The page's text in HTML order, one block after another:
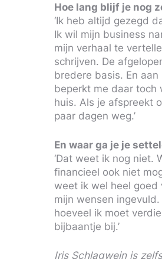
Hoe lang blijf je nog
‘Ik heb altijd gezegd
Ik wil mijn business
mijn verhaal te
schrijven. De
bredere basis. En
beperkt me daar toch
huis. Als je afspreekt
paar dagen weg.’
En waar ga je je
‘Dat weet ik nog niet.
financieel ook niet
weet ik wel heel goed
mijn wensen
hoeveel ik moet
bijbaantje bij.’
Iris Schlagwein is